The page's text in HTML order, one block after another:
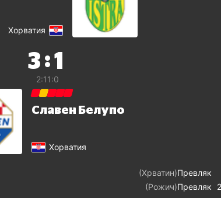
Хорватия
3 :1
2:11:0
Славен Белупо
Хорватия
(Хрватин)Превляк
(Рожич)Превляк